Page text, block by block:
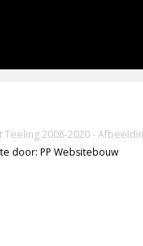
Teeling 2008-2020 -
door: PP Websitebouw